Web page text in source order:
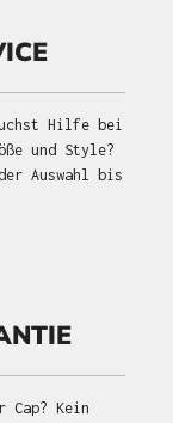
Hilfe bei
und Style?
Auswahl bis
Kein